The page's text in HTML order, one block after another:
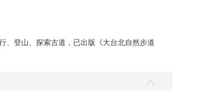
、登山、探索古道，已出版《大台北自然步道